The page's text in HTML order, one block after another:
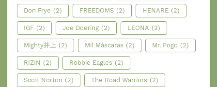
Don Frye (2) FREEDOMS (2) HENARE (2)
IGF (2) Joe Doering (2) LEONA (2)
Mighty井上 (2) Mil Máscaras (2) Mr. Pogo (2)
RIZIN (2) Robbie Eagles (2)
Scott Norton (2) The Road Warriors (2)